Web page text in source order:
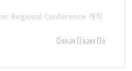
Regional Conference 개최
03-29 3,293 0